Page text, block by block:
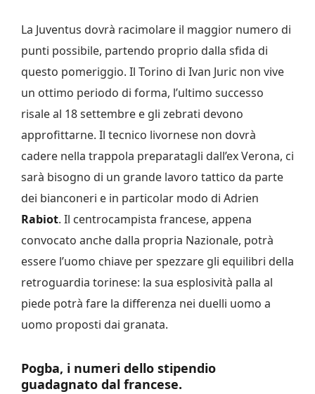
La Juventus dovrà racimolare il maggior numero di
punti possibile, partendo proprio dalla sfida di
questo pomeriggio. Il Torino di Ivan Juric non vive
un ottimo periodo di forma, l’ultimo successo
risale al 18 settembre e gli zebrati devono
approfittarne. Il tecnico livornese non dovrà
cadere nella trappola preparatagli dall’ex Verona, ci
sarà bisogno di un grande lavoro tattico da parte
dei bianconeri e in particolar modo di Adrien
Rabiot. Il centrocampista francese, appena
convocato anche dalla propria Nazionale, potrà
essere l’uomo chiave per spezzare gli equilibri della
retroguardia torinese: la sua esplosività palla al
piede potrà fare la differenza nei duelli uomo a
uomo proposti dai granata.
Pogba, i numeri dello stipendio
guadagnato dal francese.